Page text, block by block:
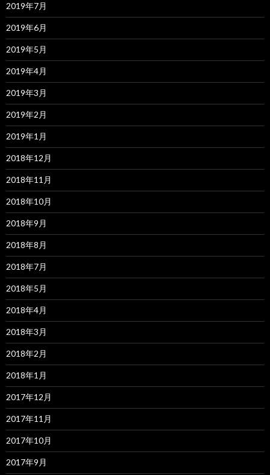
2019年7月
2019年6月
2019年5月
2019年4月
2019年3月
2019年2月
2019年1月
2018年12月
2018年11月
2018年10月
2018年9月
2018年8月
2018年7月
2018年5月
2018年4月
2018年3月
2018年2月
2018年1月
2017年12月
2017年11月
2017年10月
2017年9月